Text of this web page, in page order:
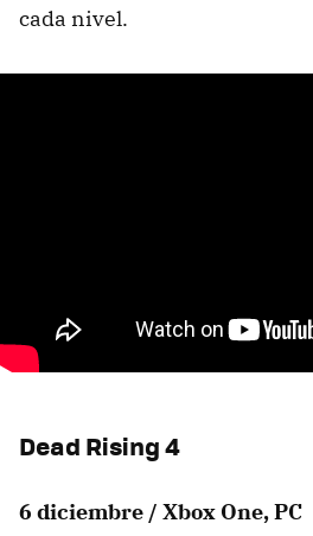
cada nivel.
Dead Rising 4
6 diciembre / Xbox One, PC